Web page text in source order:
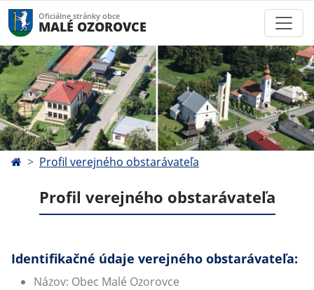
Oficiálne stránky obce
MALÉ OZOROVCE
Profil verejného obstarávateľa
Profil verejného obstarávateľa
Identifikačné údaje verejného obstarávateľa:
Názov: Obec Malé Ozorovce